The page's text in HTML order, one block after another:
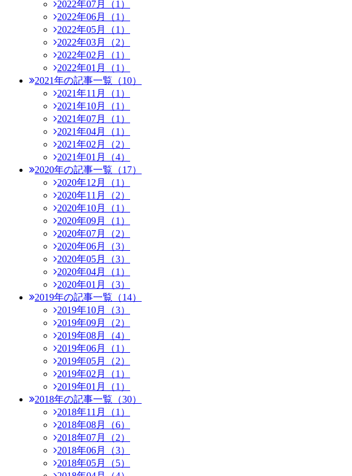
2022年07月（1）
2022年06月（1）
2022年05月（1）
2022年03月（2）
2022年02月（1）
2022年01月（1）
2021年の記事一覧（10）
2021年11月（1）
2021年10月（1）
2021年07月（1）
2021年04月（1）
2021年02月（2）
2021年01月（4）
2020年の記事一覧（17）
2020年12月（1）
2020年11月（2）
2020年10月（1）
2020年09月（1）
2020年07月（2）
2020年06月（3）
2020年05月（3）
2020年04月（1）
2020年01月（3）
2019年の記事一覧（14）
2019年10月（3）
2019年09月（2）
2019年08月（4）
2019年06月（1）
2019年05月（2）
2019年02月（1）
2019年01月（1）
2018年の記事一覧（30）
2018年11月（1）
2018年08月（6）
2018年07月（2）
2018年06月（3）
2018年05月（5）